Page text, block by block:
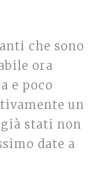
che sono
ora
e poco
un
stati non
date a